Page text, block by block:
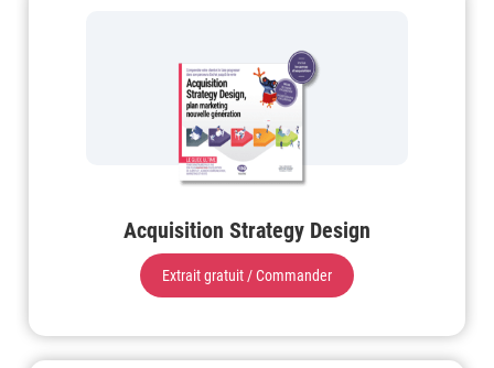
Acquisition Strategy Design
Extrait gratuit / Commander